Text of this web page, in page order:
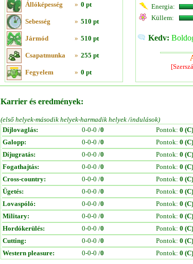
Állóképesség » 0 pt
Sebesség » 510 pt
Jármód » 510 pt
Csapatmunka » 255 pt
Fegyelem » 0 pt
Energia:
Küllem:
Kedv:
Karrier és eredmények:
(első helyek-második helyek-harmadik helyek /indulások)
Díjlovaglás:
0-0-0 /0 Pontok: 0 (C)
Galopp:
0-0-0 /0 Pontok: 0 (C)
Díjugratás:
0-0-0 /0 Pontok: 0 (C)
Fogathajtás:
0-0-0 /0 Pontok: 0 (C)
Cross-country:
0-0-0 /0 Pontok: 0 (C)
Ügetés:
0-0-0 /0 Pontok: 0 (C)
Lovaspóló:
0-0-0 /0 Pontok: 0 (C)
Military:
0-0-0 /0 Pontok: 0 (C)
Hordókerülés:
0-0-0 /0 Pontok: 0 (C)
Cutting:
0-0-0 /0 Pontok: 0 (C)
Western pleasure:
0-0-0 /0 Pontok: 0 (C)